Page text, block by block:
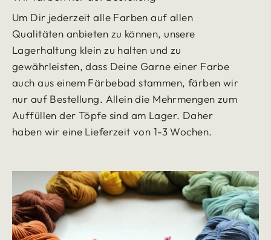
Um Dir jederzeit alle Farben auf allen
Qualitäten anbieten zu können, unsere
Lagerhaltung klein zu halten und zu
gewährleisten, dass Deine Garne einer Farbe
auch aus einem Färbebad stammen, färben wir
nur auf Bestellung. Allein die Mehrmengen zum
Auffüllen der Töpfe sind am Lager. Daher
haben wir eine Lieferzeit von 1-3 Wochen.